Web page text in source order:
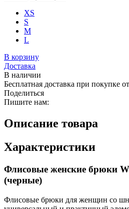
XS
S
M
L
В корзину
Доставка
В наличии
Бесплатная доставка при покупке
Поделиться
Пишите нам:
Описание товара
Характеристики
Флисовые женские брюки
(черные)
Флисовые брюки для женщин со